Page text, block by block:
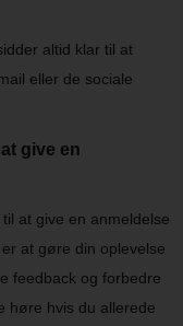
altid klar til at
eller de sociale
give en
at give en anmeldelse
er at gøre din oplevelse
feedback og forbedre
høre hvis du allerede